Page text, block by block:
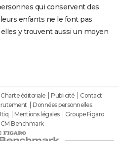
qui conservent des
enfants ne le font pas
y trouvent aussi un moyen
Charte éditoriale Publicité
Contact
Données personnelles
Mentions légales
Groupe Figaro
Benchmark